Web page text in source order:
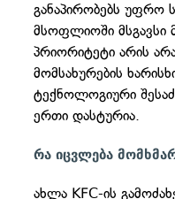
განაპირობებს უფრო
მსოფლიოში მსგავსი
პრიორიტეტი არის
მომსახურების
ტექნოლოგიური
ერთი დასტურია.
რა იცვლება
ახლა KFC-ის